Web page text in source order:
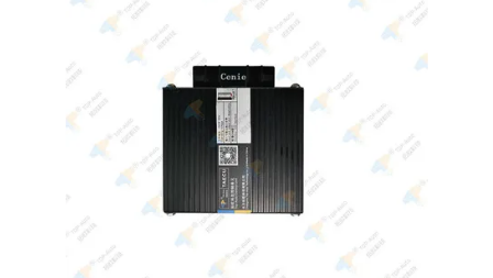
SITEMAP
PRIVACY
POLICY